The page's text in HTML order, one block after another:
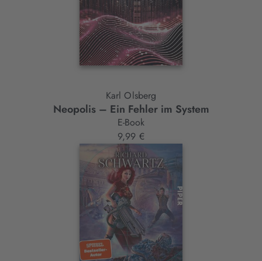
Karl Olsberg
Neopolis – Ein Fehler im System
E-Book
9,99 €